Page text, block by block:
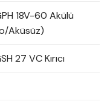
18V-60 Akülü
Aküsüz)
27 VC Kırıcı